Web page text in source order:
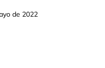
de 2022